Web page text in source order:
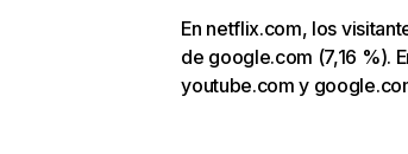
En netflix.com, los
de google.com (7,16 %).
youtube.com y